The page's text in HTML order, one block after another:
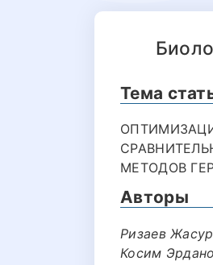
Тема
МЕТОДОВ
Авторы
Ризаев
Косим